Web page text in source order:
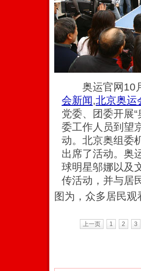
奥运官网10月
会新闻,北京奥运
党委、团委开展
委工作人员到望
动。北京奥组委
出席了活动。奥
球明星邬娜以及
传活动，并与居
图为，众多居民
上一页 1 2 3